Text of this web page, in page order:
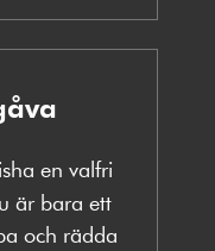
en valfri
är bara ett
och rädda